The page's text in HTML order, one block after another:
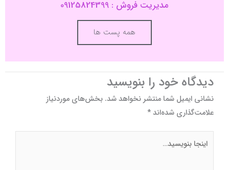
همه پست ها
دیدگاه‌ خود را بنویسید
نشانی ایمیل شما منتشر نخواهد شد.بخش‌های موردنیاز
علامت‌گذاری شده‌اند*
اینجا